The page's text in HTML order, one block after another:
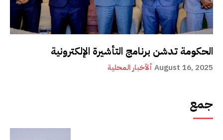
الحكومة تدشن برنامج التأشيرة الإلكترونية
ألأخبار المحلية August 16, 2025
جمع